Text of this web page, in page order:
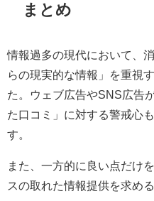
まとめ
情報過多の現代において、
らの現実的な情報」を重視
た。ウェブ広告やSNS広告
た口コミ」に対する警戒心
す。
また、一方的に良い点だけ
スの取れた情報提供を求め